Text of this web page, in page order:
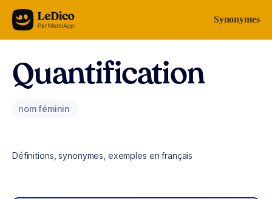
Aller au contenu Synonymes
Quantification
nom féminin
Définitions, synonymes, exemples en français